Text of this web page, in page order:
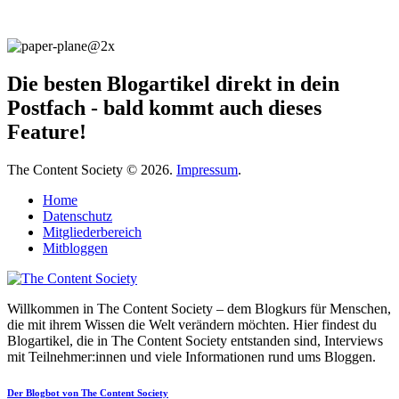
Die besten Blogartikel direkt in dein
Postfach - bald kommt auch dieses
Feature!
The Content Society © 2026. Impressum.
Home
Datenschutz
Mitgliederbereich
Mitbloggen
Willkommen in The Content Society – dem Blogkurs für Menschen,
die mit ihrem Wissen die Welt verändern möchten. Hier findest du
Blogartikel, die in The Content Society entstanden sind, Interviews
mit Teilnehmer:innen und viele Informationen rund ums Bloggen.
Der Blogbot von The Content Society